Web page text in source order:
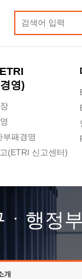
영)
부패경영
(ETRI 신고센터)
리
현황
ㆍ행정
개